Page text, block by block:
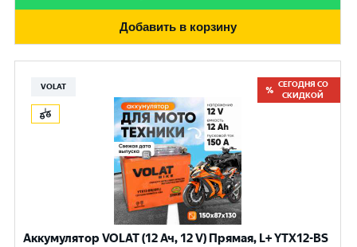
Добавить в корзину
VOLAT
СЕГОДНЯ СО
СКИДКОЙ
Аккумулятор VOLAT (12 Ач, 12 V) Прямая, L+ YTX12-BS